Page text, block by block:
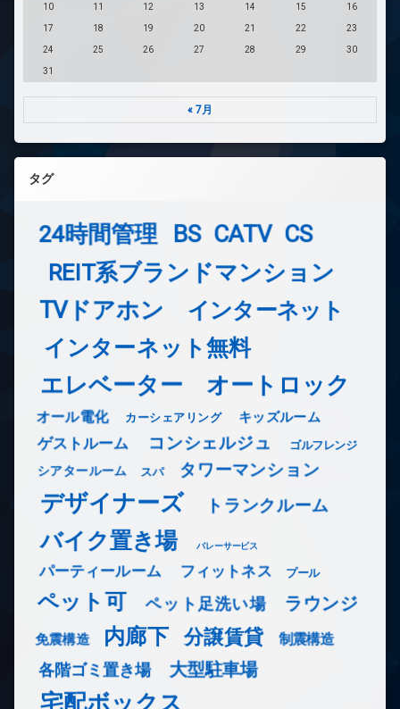
10 11 12 13 14 15 16
17 18 19 20 21 22 23
24 25 26 27 28 29 30
31
« 7月
タグ
24時間管理 BS CATV CS
REIT系ブランドマンション
TVドアホン インターネット
インターネット無料
エレベーター オートロック
オール電化 カーシェアリング キッズルーム
ゲストルーム コンシェルジュ ゴルフレンジ
シアタールーム スパ タワーマンション
デザイナーズ トランクルーム
バイク置き場 バレーサービス
パーティールーム フィットネス プール
ペット可 ペット足洗い場 ラウンジ
免震構造 内廊下 分譲賃貸 制震構造
各階ゴミ置き場 大型駐車場
宅配ボックス